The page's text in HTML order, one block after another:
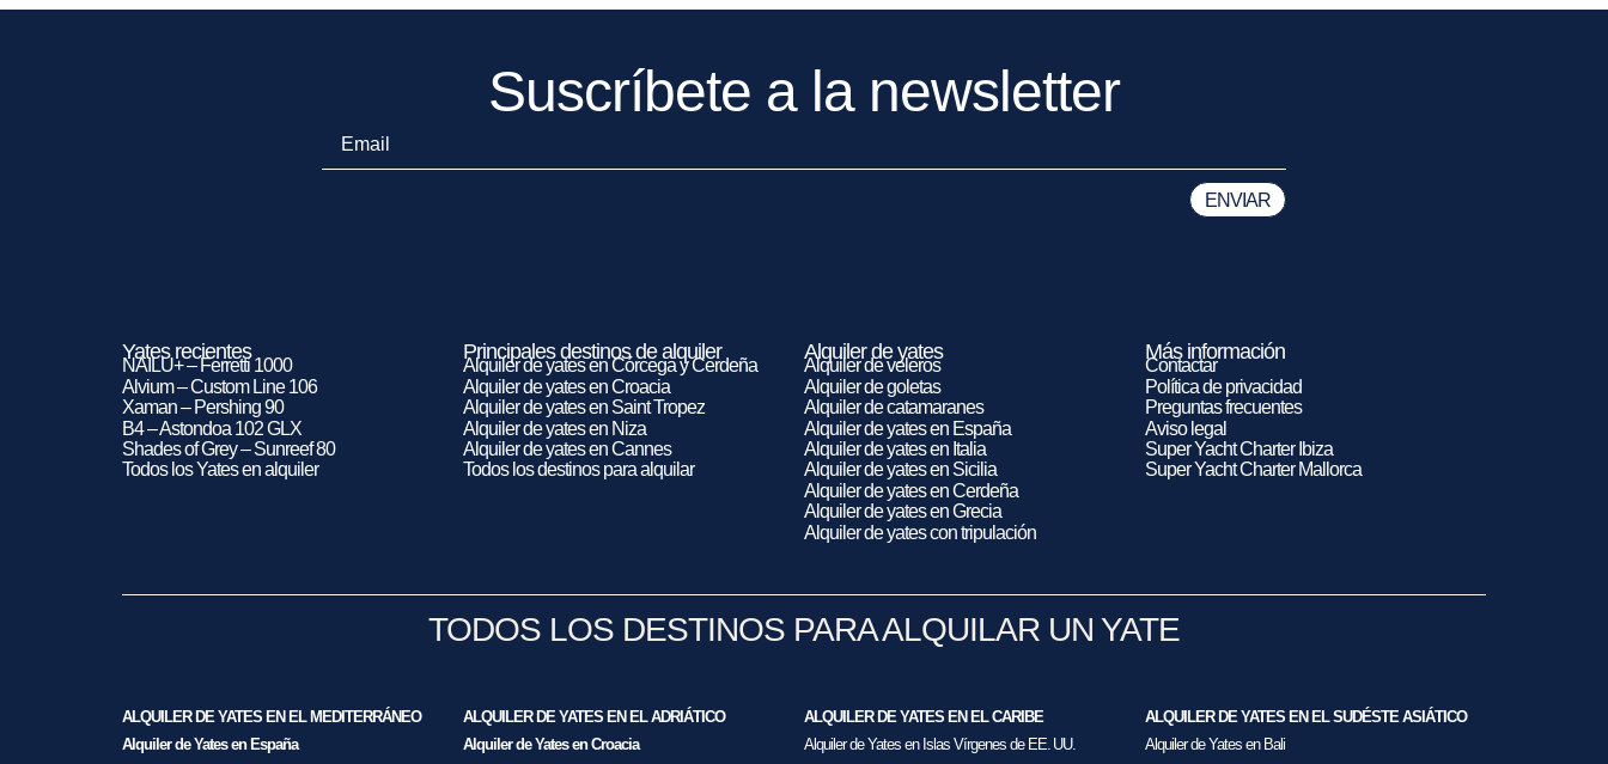
Suscríbete a la newsletter
Yates recientes
NAILU+ – Ferretti 1000
Alvium – Custom Line 106
Xaman – Pershing 90
B4 – Astondoa 102 GLX
Shades of Grey – Sunreef 80
Todos los Yates en alquiler
Principales destinos de alquiler
Alquiler de yates en Córcega y Cerdeña
Alquiler de yates en Croacia
Alquiler de yates en Saint Tropez
Alquiler de yates en Niza
Alquiler de yates en Cannes
Todos los destinos para alquilar
Alquiler de yates
Alquiler de veleros
Alquiler de goletas
Alquiler de catamaranes
Alquiler de yates en España
Alquiler de yates en Italia
Alquiler de yates en Sicilia
Alquiler de yates en Cerdeña
Alquiler de yates en Grecia
Alquiler de yates con tripulación
Más información
Contactar
Política de privacidad
Preguntas frecuentes
Aviso legal
Super Yacht Charter Ibiza
Super Yacht Charter Mallorca
TODOS LOS DESTINOS PARA ALQUILAR UN YATE
ALQUILER DE YATES EN EL MEDITERRÁNEO
Alquiler de Yates en España
ALQUILER DE YATES EN EL ADRIÁTICO
Alquiler de Yates en Croacia
ALQUILER DE YATES EN EL CARIBE
Alquiler de Yates en Islas Vírgenes de EE. UU.
ALQUILER DE YATES EN EL SUDÉSTE ASIÁTICO
Alquiler de Yates en Bali